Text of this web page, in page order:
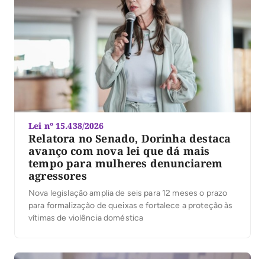
Lei nº 15.438/2026
Relatora no Senado, Dorinha destaca
avanço com nova lei que dá mais
tempo para mulheres denunciarem
agressores
Nova legislação amplia de seis para 12 meses o prazo
para formalização de queixas e fortalece a proteção às
vítimas de violência doméstica